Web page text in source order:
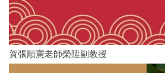
賀張順憲老師榮陞副教授